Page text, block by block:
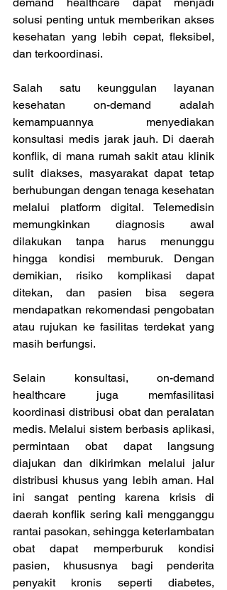
solusi penting untuk memberikan akses
kesehatan yang lebih cepat, fleksibel,
dan terkoordinasi.
Salah satu keunggulan layanan
kesehatan on-demand adalah
kemampuannya menyediakan
konsultasi medis jarak jauh. Di daerah
konflik, di mana rumah sakit atau klinik
sulit diakses, masyarakat dapat tetap
berhubungan dengan tenaga kesehatan
melalui platform digital. Telemedisin
memungkinkan diagnosis awal
dilakukan tanpa harus menunggu
hingga kondisi memburuk. Dengan
demikian, risiko komplikasi dapat
ditekan, dan pasien bisa segera
mendapatkan rekomendasi pengobatan
atau rujukan ke fasilitas terdekat yang
masih berfungsi.
Selain konsultasi, on-demand
healthcare juga memfasilitasi
koordinasi distribusi obat dan peralatan
medis. Melalui sistem berbasis aplikasi,
permintaan obat dapat langsung
diajukan dan dikirimkan melalui jalur
distribusi khusus yang lebih aman. Hal
ini sangat penting karena krisis di
daerah konflik sering kali mengganggu
rantai pasokan, sehingga keterlambatan
obat dapat memperburuk kondisi
pasien, khususnya bagi penderita
penyakit kronis seperti diabetes,